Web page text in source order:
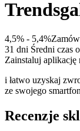
4,5% - 5,4%
31 dni Średni czas
Zainstaluj aplikację
i łatwo uzyskaj
ze swojego
Recenzje